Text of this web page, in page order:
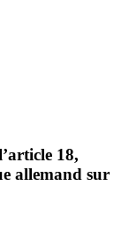
18,
allemand sur